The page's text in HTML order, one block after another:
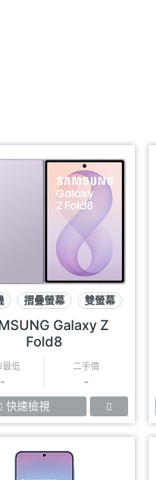
摺疊螢幕 雙螢幕
Galaxy Z
Fold8
最低
-
二手價
-
快速檢視